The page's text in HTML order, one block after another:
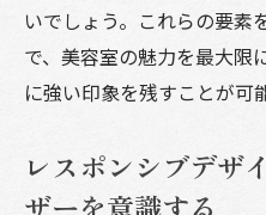
コンテンツ更新
口コミとレビュ
果
インタラクティ
いでしょう。これらの要素
で、美容室の魅力を最大限
に強い印象を残すことが可
レスポンシブデザ
ザーを意識する